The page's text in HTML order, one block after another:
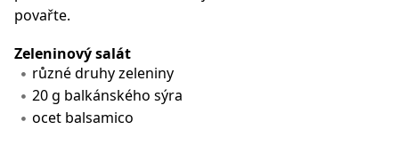
povařte.
Zeleninový salát
různé druhy zeleniny
20 g balkánského sýra
ocet balsamico